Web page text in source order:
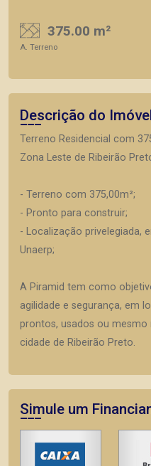
375.00 m²
A. Terreno
Descrição do
Terreno Residencial com
Zona Leste de Ribeirão
- Terreno com 375,00m²;
- Pronto para construir;
- Localização privelegiada,
Unaerp;
A Piramid tem como
agilidade e segurança, em
prontos, usados ou
cidade de Ribeirão Preto.
Simule um